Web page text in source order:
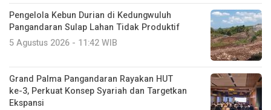
Pengelola Kebun Durian di Kedungwuluh
Pangandaran Sulap Lahan Tidak Produktif ‎
5 Agustus 2026 - 11:42 WIB
Grand Palma Pangandaran Rayakan HUT
ke-3, Perkuat Konsep Syariah dan Targetkan
Ekspansi